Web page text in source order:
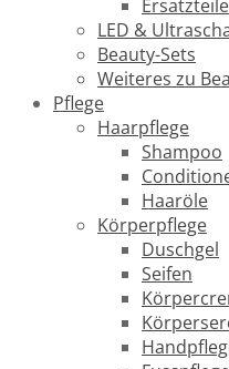
Ersatzteile
LED &
Beauty-Sets
Weiteres zu
Pflege
Haarpflege
Shampoo
Haaröle
Körperpflege
Duschgel
Seifen